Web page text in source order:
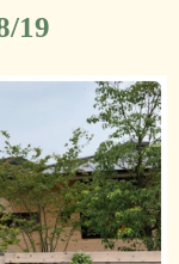
19